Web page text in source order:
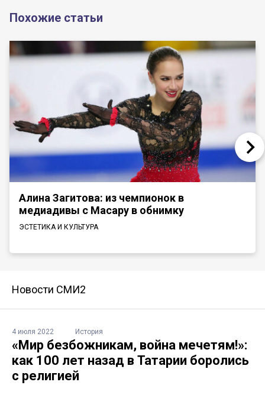
Похожие статьи
Алина Загитова: из чемпионок в
медиадивы с Масару в обнимку
ЭСТЕТИКА И КУЛЬТУРА
Новости СМИ2
4 июля 2022 История
«Мир безбожникам, война мечетям!»:
как 100 лет назад в Татарии боролись
с религией